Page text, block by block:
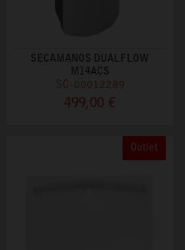
SECAMANOS DUALFLOW
M14ACS
SC-00012289
499,00 €
Outlet